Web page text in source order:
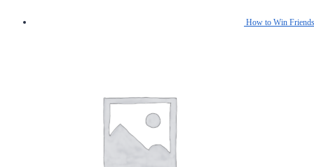
How to Win Friends